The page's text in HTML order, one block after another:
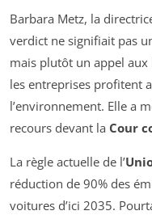
Barbara Metz, la
verdict ne signifiait pas
mais plutôt un appel
les entreprises profitent
l’environnement. Elle a
recours devant la Cour
La règle actuelle de l’
réduction de 90% des
voitures d’ici 2035.